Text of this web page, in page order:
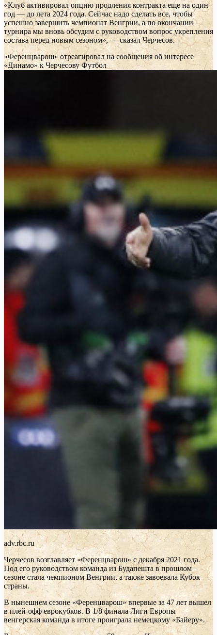
«Клуб активировал опцию продления контракта еще на один
год — до лета 2024 года. Сейчас надо сделать все, чтобы
успешно завершить чемпионат Венгрии, а по окончании
турнира мы вновь обсудим с руководством вопрос укрепления
состава перед новым сезоном», — сказал Черчесов.
«Ференцварош» отреагировал на сообщения об интересе
«Динамо» к ЧерчесовуФутбол
adv.rbc.ru
Черчесов возглавляет «Ференцварош» с декабря 2021 года.
Под его руководством команда из Будапешта в прошлом
сезоне стала чемпионом Венгрии, а также завоевала Кубок
страны.
В нынешнем сезоне «Ференцварош» впервые за 47 лет вышел
в плей-офф еврокубков. В 1/8 финала Лиги Европы
венгерская команда в итоге проиграла немецкому «Байеру».